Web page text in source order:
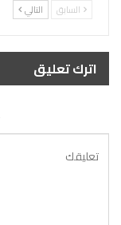
السابق التالي
اترك تعليق